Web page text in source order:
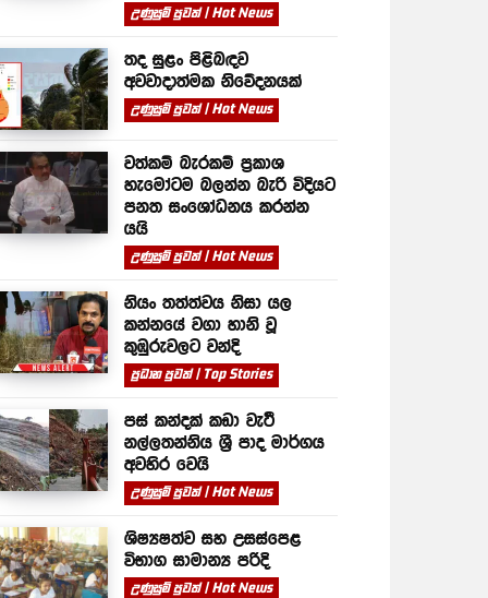
උණුසුම් පුවත් | Hot News
තද සුළං පිළිබඳව
අවවාදාත්මක නිවේදනයක්
උණුසුම් පුවත් | Hot News
වත්කම් බැරකම් ප්‍රකාශ
හැමෝටම බලන්න බැරි විදියට
පනත සංශෝධනය කරන්න
යයි
උණුසුම් පුවත් | Hot News
නියං තත්ත්වය නිසා යල
කන්නයේ වගා හානි වූ
කුඹුරුවලට වන්දි
ප්‍රධාන පුවත් | Top Stories
පස් කන්දක් කඩා වැටී
නල්ලතන්නිය ශ්‍රී පාද මාර්ගය
අවහිර වෙයි
උණුසුම් පුවත් | Hot News
ශිෂ්‍යෂත්ව සහ උසස්පෙළ
විභාග සාමාන්‍ය පරිදි
උණුසුම් පුවත් | Hot News